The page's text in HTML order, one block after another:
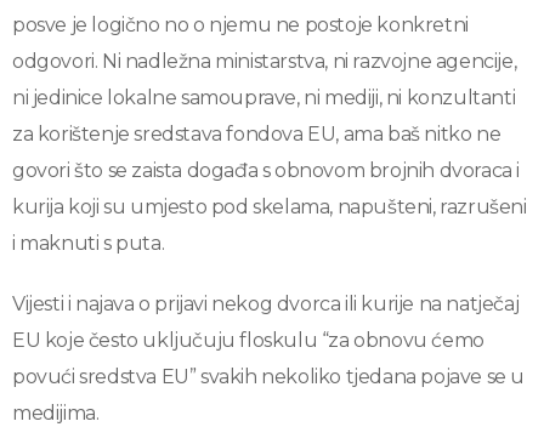
posve je logično no o njemu ne postoje konkretni
odgovori. Ni nadležna ministarstva, ni razvojne agencije,
ni jedinice lokalne samouprave, ni mediji, ni konzultanti
za korištenje sredstava fondova EU, ama baš nitko ne
govori što se zaista događa s obnovom brojnih dvoraca i
kurija koji su umjesto pod skelama, napušteni, razrušeni
i maknuti s puta.
Vijesti i najava o prijavi nekog dvorca ili kurije na natječaj
EU koje često uključuju floskulu “za obnovu ćemo
povući sredstva EU” svakih nekoliko tjedana pojave se u
medijima.